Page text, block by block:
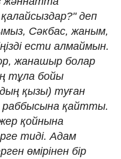
деп
Сәкбас, жаным,
ести алмаймын.
жанашыр болар
тұла бойы
қызы) туған
раббысына қайтты.
қойнына
тиді. Адам
өмірінен бір